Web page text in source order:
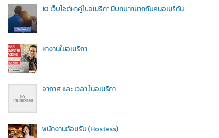
10 เว็บไซต์หาคู่ในอเมริกา มีบทบาทมากกับคนอเมริกัน
หางานในอเมริกา
อากาศ และ เวลา ในอเมริกา
พนักงานต้อนรับ (Hostess)